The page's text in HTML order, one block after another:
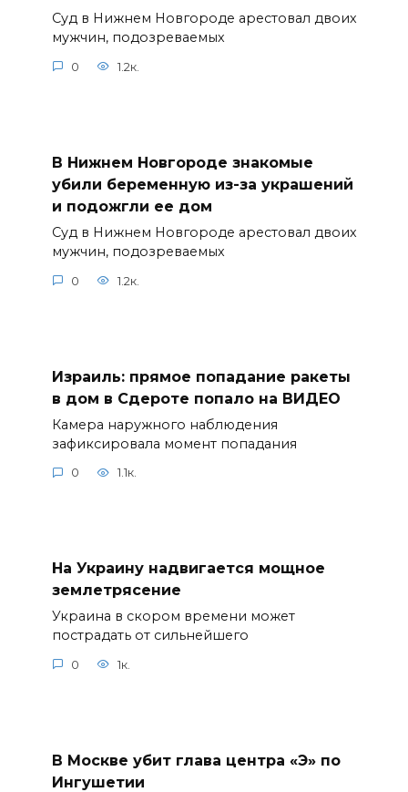
Суд в Нижнем Новгороде арестовал двоих
мужчин, подозреваемых
0 1.2к.
В Нижнем Новгороде знакомые
убили беременную из-за украшений
и подожгли ее дом
Суд в Нижнем Новгороде арестовал двоих
мужчин, подозреваемых
0 1.2к.
Израиль: прямое попадание ракеты
в дом в Сдероте попало на ВИДЕО
Камера наружного наблюдения
зафиксировала момент попадания
0 1.1к.
На Украину надвигается мощное
землетрясение
Украина в скором времени может
пострадать от сильнейшего
0 1к.
В Москве убит глава центра «Э» по
Ингушетии